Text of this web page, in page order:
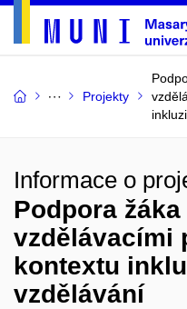
Projekty
Informace o
Podpora
vzdělávacími
kontextu
vzdělávání